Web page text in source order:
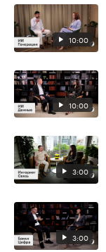
10:00
10:00
3:00
3:00